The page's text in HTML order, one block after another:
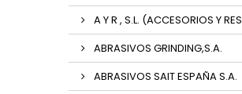
A Y R , S.L. (ACCESORIOS Y RES
ABRASIVOS GRINDING,S.A.
ABRASIVOS SAIT ESPAÑA S.A.